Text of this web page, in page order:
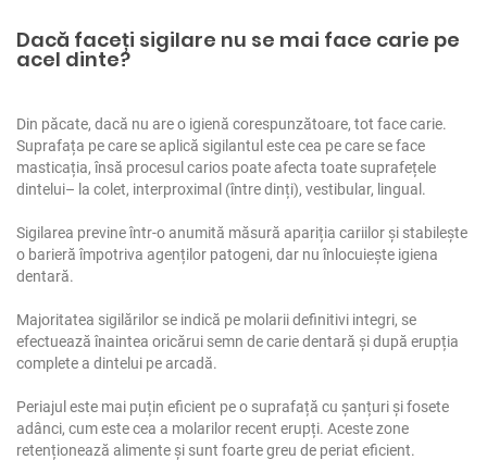
Dacă faceți sigilare nu se mai face carie pe
acel dinte?
Din păcate, dacă nu are o igienă corespunzătoare, tot face carie.
Suprafața pe care se aplică sigilantul este cea pe care se face
masticația, însă procesul carios poate afecta toate suprafețele
dintelui– la colet, interproximal (între dinți), vestibular, lingual.
Sigilarea previne într-o anumită măsură apariția cariilor și stabilește
o barieră împotriva agenților patogeni, dar nu înlocuiește igiena
dentară.
Majoritatea sigilărilor se indică pe molarii definitivi integri, se
efectuează înaintea oricărui semn de carie dentară și după erupția
complete a dintelui pe arcadă.
Periajul este mai puțin eficient pe o suprafață cu șanțuri și fosete
adânci, cum este cea a molarilor recent erupți. Aceste zone
retenționează alimente și sunt foarte greu de periat eficient.